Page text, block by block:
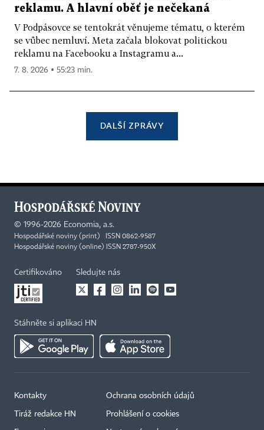
reklamu. A hlavní oběť je nečekaná
V Podpásovce se tentokrát věnujeme tématu, o kterém
se vůbec nemluví. Meta začala blokovat politickou
reklamu na Facebooku a Instagramu a...
7. 8. 2026 ▪ 55:23 min.
DALŠÍ ZPRÁVY
© 1996-2026 Economia, a.s.
Hospodářské noviny (print) ISSN 0862-9587
Hospodářské noviny (online) ISSN 2787-950X
Certifikováno Sledujte nás
Stáhněte si aplikaci HN
Kontakty
Tiráž redakce HN
Ochrana osobních údajů
Prohlášení o cookies